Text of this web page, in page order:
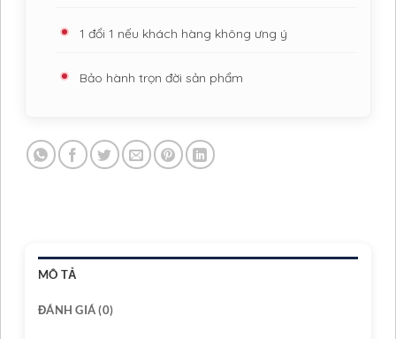
1 đổi 1 nếu khách hàng không ưng ý
Bảo hành trọn đời sản phẩm
MÔ TẢ
ĐÁNH GIÁ (0)